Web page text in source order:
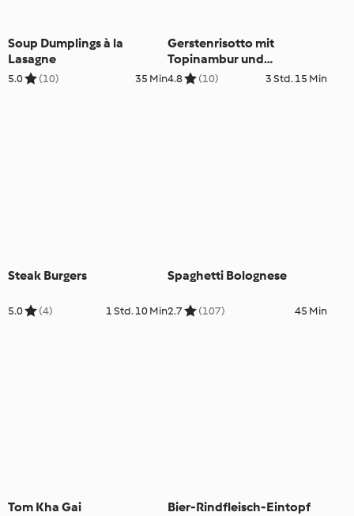
Soup Dumplings à la
Lasagne
5.0 (10) 35 Min
Gerstenrisotto mit
Topinambur und
Hühnerkraftbrühe
4.8 (10) 3 Std. 15 Min
Steak Burgers
5.0 (4) 1 Std. 10 Min
Spaghetti Bolognese
2.7 (107) 45 Min
Tom Kha Gai Bier-Rindfleisch-Eintopf